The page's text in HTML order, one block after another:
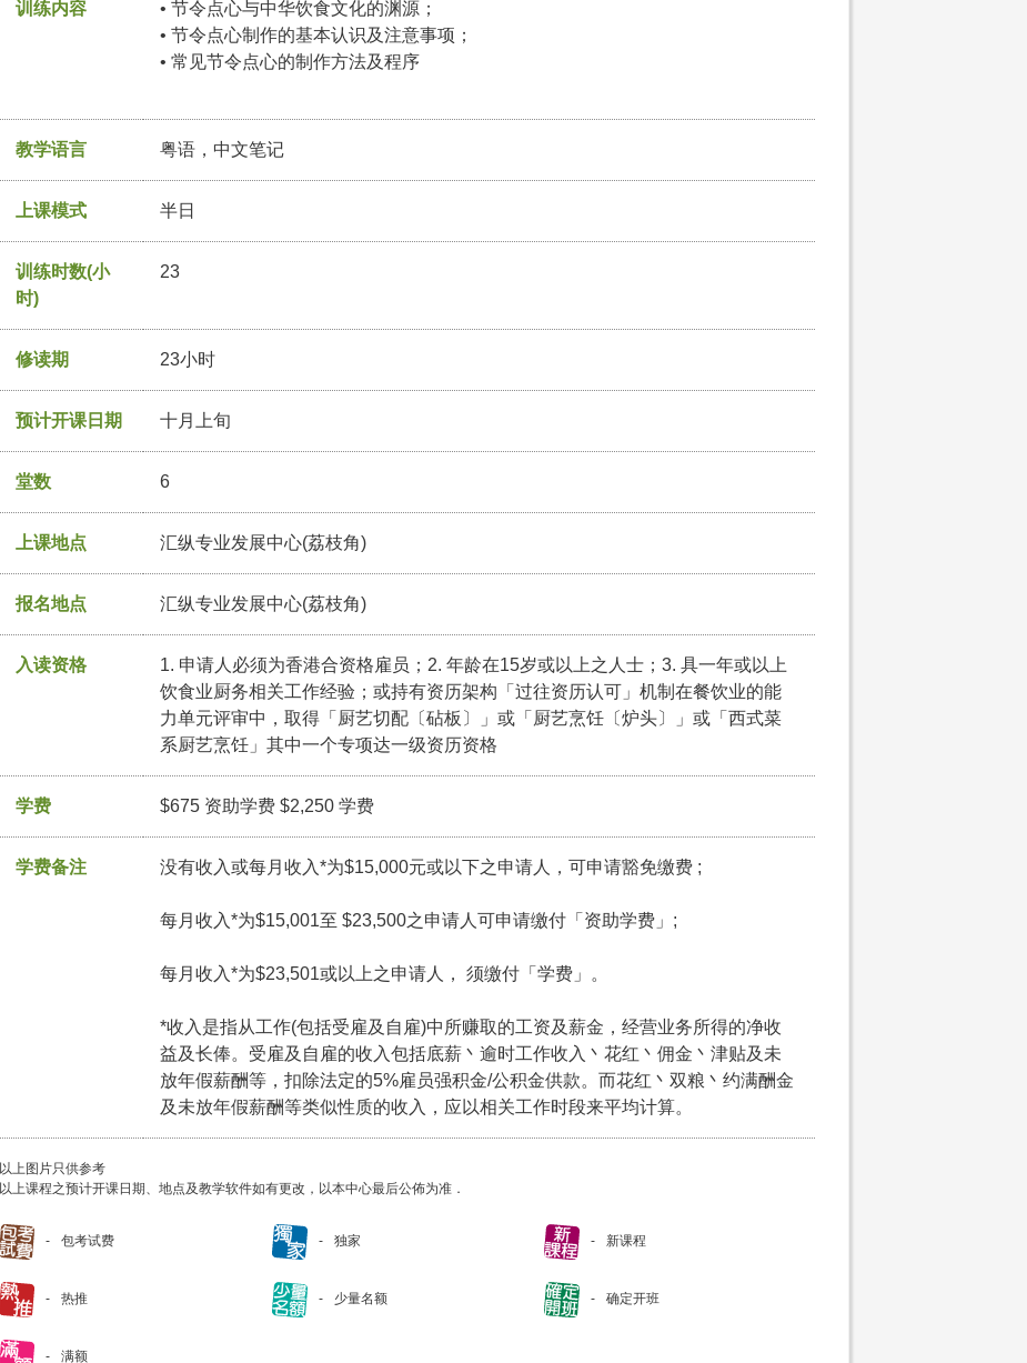
训练内容
• 节令点心与中华饮食文化的渊源；
• 节令点心制作的基本认识及注意事项；
• 常见节令点心的制作方法及程序
教学语言 粤语，中文笔记
上课模式 半日
训练时数(小
时)
23
修读期 23小时
预计开课日期 十月上旬
堂数 6
上课地点 汇纵专业发展中心(荔枝角)
报名地点 汇纵专业发展中心(荔枝角)
入读资格
1. 申请人必须为香港合资格雇员；2. 年龄在15岁或以上之人士；3. 具一年或以上
饮食业厨务相关工作经验；或持有资历架构「过往资历认可」机制在餐饮业的能
力单元评审中，取得「厨艺切配〔砧板〕」或「厨艺烹饪〔炉头〕」或「西式菜
系厨艺烹饪」其中一个专项达一级资历资格
学费 $675 资助学费 $2,250 学费
学费备注 没有收入或每月收入*为$15,000元或以下之申请人，可申请豁免缴费 ;
每月收入*为$15,001至 $23,500之申请人可申请缴付「资助学费」;
每月收入*为$23,501或以上之申请人， 须缴付「学费」。
*收入是指从工作(包括受雇及自雇)中所赚取的工资及薪金，经营业务所得的净收
益及长俸。受雇及自雇的收入包括底薪丶逾时工作收入丶花红丶佣金丶津贴及未
放年假薪酬等，扣除法定的5%雇员强积金/公积金供款。而花红丶双粮丶约满酬金
及未放年假薪酬等类似性质的收入，应以相关工作时段来平均计算。
以上图片只供参考
以上课程之预计开课日期、地点及教学软件如有更改，以本中心最后公佈为准．
包考试费 独家 新课程
热推 少量名额 确定开班
满额